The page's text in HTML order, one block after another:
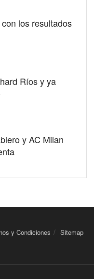
los resultados
Ríos y ya
y AC Milan
y Condiciones Sitemap